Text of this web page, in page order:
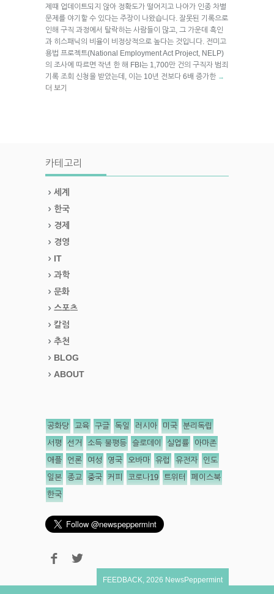
제때 업데이트되지 않아 정확도가 떨어지고 나아가 인종 차별
문제를 야기할 수 있다는 주장이 나왔습니다. 잘못된 기록으로
인해 구직 과정에서 탈락하는 사람들이 많고, 그 가운데 흑인
과 히스패닉의 비율이 비정상적으로 높다는 것입니다. 전미고
용법 프로젝트(National Employment Act Project, NELP)
의 조사에 따르면 작년 한 해 FBI는 1,700만 건의 구직자 범죄
기록 조회 신청을 받았는데, 이는 10년 전보다 6배 증가한 →
더 보기
카테고리
세계
한국
경제
경영
IT
과학
문화
스포츠
칼럼
추천
BLOG
ABOUT
공화당 교육 구글 독일 러시아 미국 분리독립
서평 선거 소득 불평등 슬로데이 실업률 아마존
애플 언론 여성 영국 오바마 유럽 유전자 인도
일본 종교 중국 커피 코로나19 트위터 페이스북
한국
FEEDBACK 2026 NewsPeppermint